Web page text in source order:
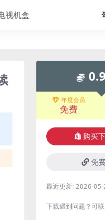
视机盒
年度会员
免费
购买
免
最近更新: 2026-05-
下载遇到问题？可